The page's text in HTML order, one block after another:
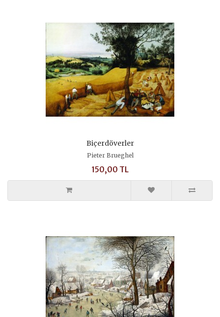
Biçerdöverler
Pieter Brueghel
150,00 TL